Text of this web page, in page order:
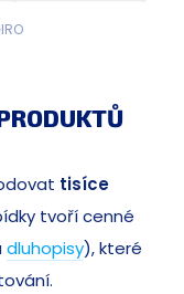
tisíce
tvoří cenné
dluhopisy), které